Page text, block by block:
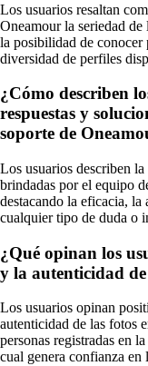
Los usuarios resaltan
Oneamour la seriedad
la posibilidad de conocer
diversidad de perfiles
¿Cómo describen
respuestas y
soporte de
Los usuarios describen
brindadas por el equipo
destacando la eficacia,
cualquier tipo de duda o
¿Qué opinan los
y la autenticidad
Los usuarios opinan
autenticidad de las fotos
personas registradas en
cual genera confianza en